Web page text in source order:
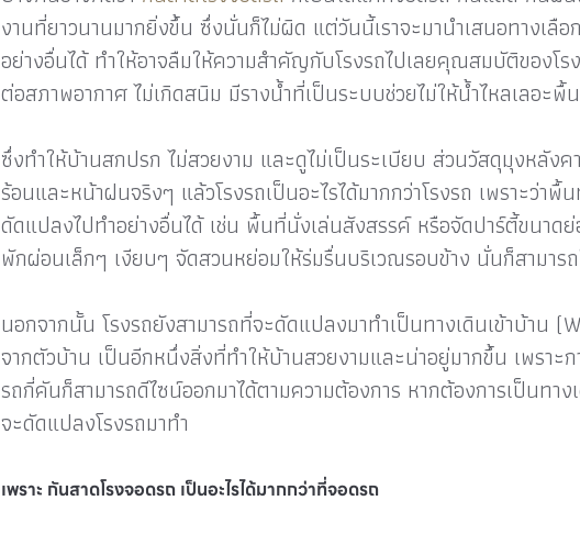
งานที่ยาวนานมากยิ่งขึ้น ซึ่งนั่นก็ไม่ผิด แต่วันนี้เราจะมานำเสนอทางเลือ
อย่างอื่นได้ ทำให้อาจลืมให้ความสำคัญกับโรงรถไปเลยคุณสมบัติของโ
ต่อสภาพอากาศ ไม่เกิดสนิม มีรางน้ำที่เป็นระบบช่วยไม่ให้น้ำไหลเลอะพื้น
ซึ่งทำให้บ้านสกปรก ไม่สวยงาม และดูไม่เป็นระเบียบ ส่วนวัสดุมุงหลัง
ร้อนและหน้าฝนจริงๆ แล้วโรงรถเป็นอะไรได้มากกว่าโรงรถ เพราะว่าพื้
ดัดแปลงไปทำอย่างอื่นได้ เช่น พื้นที่นั่งเล่นสังสรรค์ หรือจัดปาร์ตี้ขนาด
พักผ่อนเล็กๆ เงียบๆ จัดสวนหย่อมให้ร่มรื่นบริเวณรอบข้าง นั่นก็สามารถ
นอกจากนั้น โรงรถยังสามารถที่จะดัดแปลงมาทำเป็นทางเดินเข้าบ้าน
จากตัวบ้าน เป็นอีกหนึ่งสิ่งที่ทำให้บ้านสวยงามและน่าอยู่มากขึ้น เพราะ
รถกี่คันก็สามารถดีไซน์ออกมาได้ตามความต้องการ หากต้องการเป็นทาง
จะดัดแปลงโรงรถมาทำ
เพราะ กันสาดโรงจอดรถ เป็นอะไรได้มากกว่าที่จอดรถ